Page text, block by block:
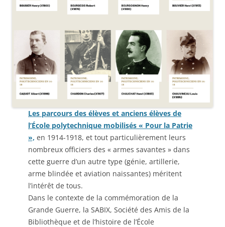
Les parcours des élèves et anciens élèves de
l’École polytechnique mobilisés « Pour la Patrie
», en 1914-1918, et tout particulièrement leurs
nombreux officiers des « armes savantes » dans
cette guerre d’un autre type (génie, artillerie,
arme blindée et aviation naissantes) méritent
l’intérêt de tous.
Dans le contexte de la commémoration de la
Grande Guerre, la SABIX, Société des Amis de la
Bibliothèque et de l’histoire de l’École